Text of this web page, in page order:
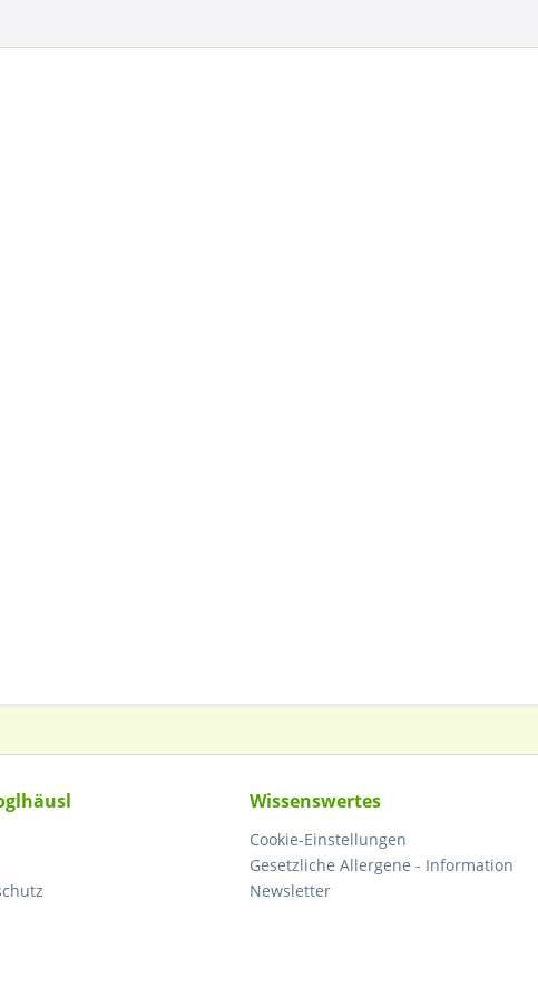
Wissenswertes
Cookie-Einstellungen
Gesetzliche Allergene - Information
Newsletter